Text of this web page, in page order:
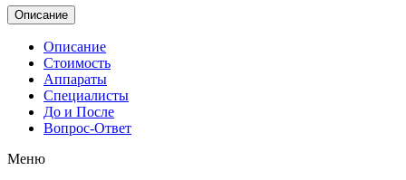
Описание
Описание
Стоимость
Аппараты
Специалисты
До и После
Вопрос-Ответ
Меню